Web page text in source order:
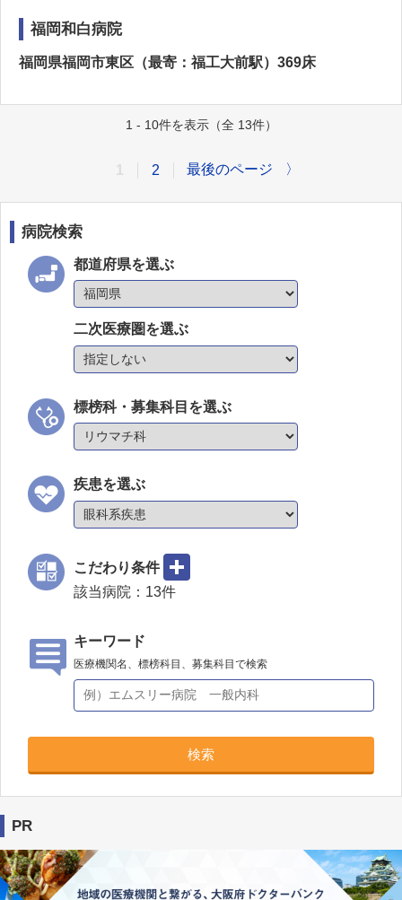
福岡和白病院
福岡県福岡市東区（最寄：福工大前駅）369床
1 - 10件を表示（全 13件）
2 最後のページ 〉
病院検索
都道府県を選ぶ
二次医療圏を選ぶ
標榜科・募集科目を選ぶ
疾患を選ぶ
こだわり条件
該当病院： 13件
キーワード
医療機関名、標榜科目、募集科目で検索
検索
PR